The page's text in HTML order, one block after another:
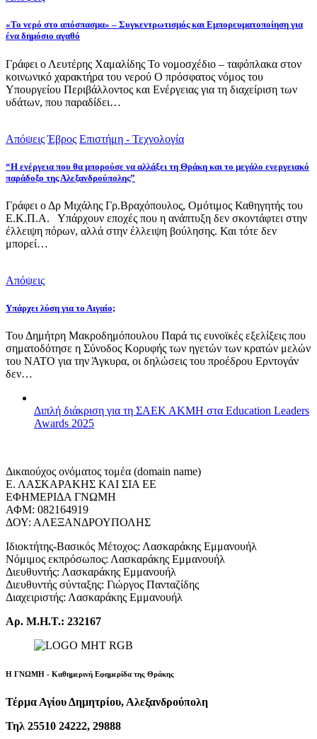
«Το νερό στο απόσπασμα» – Συγκεντρωτισμός και Εμπορευματοποίηση για
ένα δημόσιο αγαθό
Γράφει ο Λευτέρης Χαμαλίδης Το νομοσχέδιο – ταφόπλακα στον
κοινωνικό χαρακτήρα του νερού Ο πρόσφατος νόμος του
Υπουργείου Περιβάλλοντος και Ενέργειας για τη διαχείριση των
υδάτων, που παραδίδει…
Απόψεις Έβρος Επιστήμη - Τεχνολογία
“Η ενέργεια που θα μπορούσε να αλλάξει τη Θράκη και το μεγάλο ενεργειακό
παράδοξο της Αλεξανδρούπολης”
Γράφει ο Δρ Μιχάλης Γρ.Βραχόπουλος, Ομότιμος Καθηγητής του
Ε.Κ.Π.Α. Υπάρχουν εποχές που η ανάπτυξη δεν σκοντάφτει στην
έλλειψη πόρων, αλλά στην έλλειψη βούλησης. Και τότε δεν
μπορεί…
Απόψεις
Υπάρχει λύση για το Αιγαίο;
Του Δημήτρη Μακροδημόπουλου Παρά τις ευνοϊκές εξελίξεις που
σηματοδότησε η Σύνοδος Κορυφής των ηγετών των κρατών μελών
του ΝΑΤΟ για την Άγκυρα, οι δηλώσεις του προέδρου Ερντογάν
δεν…
Διπλή διάκριση για τη ΣΑΕΚ ΑΚΜΗ στα Education Leaders
Awards 2025
Δικαιούχος ονόματος τομέα (domain name)
Ε. ΛΑΣΚΑΡΑΚΗΣ ΚΑΙ ΣΙΑ ΕΕ
ΕΦΗΜΕΡΙΔΑ ΓΝΩΜΗ
ΑΦΜ: 082164919
ΔΟΥ: ΑΛΕΞΑΝΔΡΟΥΠΟΛΗΣ
Ιδιοκτήτης-Βασικός Μέτοχος: Λασκαράκης Εμμανουήλ
Νόμιμος εκπρόσωπος: Λασκαράκης Εμμανουήλ
Διευθυντής: Λασκαράκης Εμμανουήλ
Διευθυντής σύνταξης: Γιώργος Πανταζίδης
Διαχειριστής: Λασκαράκης Εμμανουήλ
Αρ. Μ.Η.Τ.: 232167
Η ΓΝΩΜΗ - Καθημερινή Εφημερίδα της Θράκης
Τέρμα Αγίου Δημητρίου, Αλεξανδρούπολη
Τηλ 25510 24222, 29888